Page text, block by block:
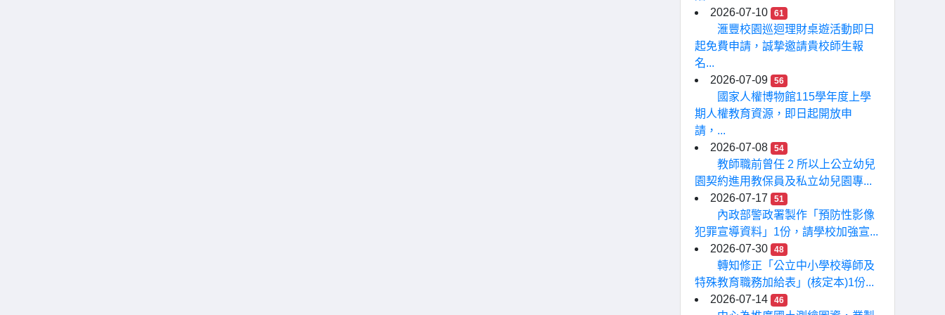
2026-07-10
61
滙豐校園巡迴理財桌遊活動即日
起免費申請，誠摯邀請貴校師生報
名...
2026-07-09
56
國家人權博物館115學年度上學
期人權教育資源，即日起開放申
請，...
2026-07-08
54
教師職前曾任 2 所以上公立幼兒
園契約進用教保員及私立幼兒園專...
2026-07-17
51
內政部警政署製作「預防性影像
犯罪宣導資料」1份，請學校加強宣...
2026-07-30
48
轉知修正「公立中小學校導師及
特殊教育職務加給表」(核定本)1份...
2026-07-14
46